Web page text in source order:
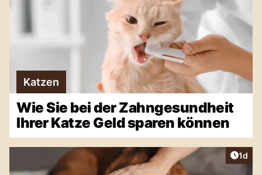
Katzen
Wie Sie bei der Zahngesundheit
Ihrer Katze Geld sparen können
1d